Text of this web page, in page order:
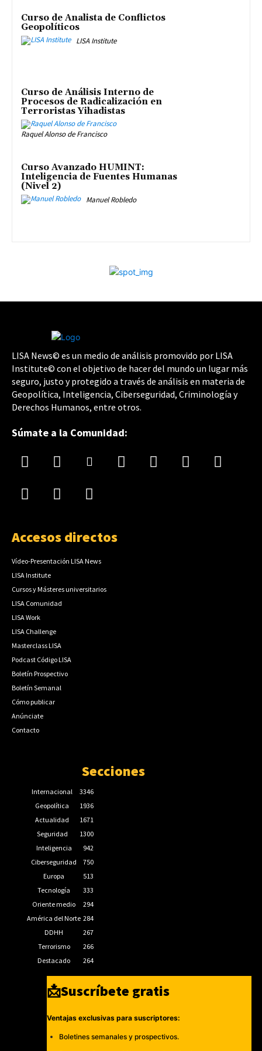
Curso de Analista de Conflictos
Geopolíticos
LISA Institute
Curso de Análisis Interno de
Procesos de Radicalización en
Terroristas Yihadistas
Raquel Alonso de Francisco
Curso Avanzado HUMINT:
Inteligencia de Fuentes Humanas
(Nivel 2)
Manuel Robledo
LISA News© es un medio de análisis promovido por LISA
Institute© con el objetivo de hacer del mundo un lugar más
seguro, justo y protegido a través de análisis en materia de
Geopolítica, Inteligencia, Ciberseguridad, Criminología y
Derechos Humanos, entre otros.
Súmate a la Comunidad:
Accesos directos
Vídeo-Presentación LISA News
LISA Institute
Cursos y Másteres universitarios
LISA Comunidad
LISA Work
LISA Challenge
Masterclass LISA
Podcast Código LISA
Boletín Prospectivo
Boletín Semanal
Cómo publicar
Anúnciate
Contacto
Secciones
Internacional
3346
Geopolítica
1936
Actualidad
1671
Seguridad
1300
Inteligencia
942
Ciberseguridad
750
Europa
513
Tecnología
333
Oriente medio
294
América del Norte 284
DDHH
267
Terrorismo
266
Destacado
264
📩Suscríbete gratis
Ventajas exclusivas para suscriptores:
Boletines semanales y prospectivos.